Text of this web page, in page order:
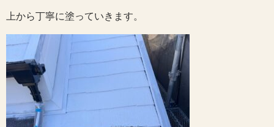
上から丁寧に塗っていきます。